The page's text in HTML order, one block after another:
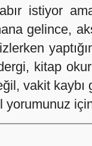
istiyor
gelince,
kitap
vakit kaybı
yorumunuz